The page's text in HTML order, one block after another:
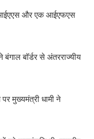
आईएएस और एक आईएफएस
बॉर्डर से अंतरराज्यीय
मुख्यमंत्री धामी ने